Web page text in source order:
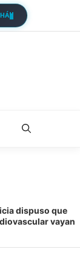
dispuso que
vayan